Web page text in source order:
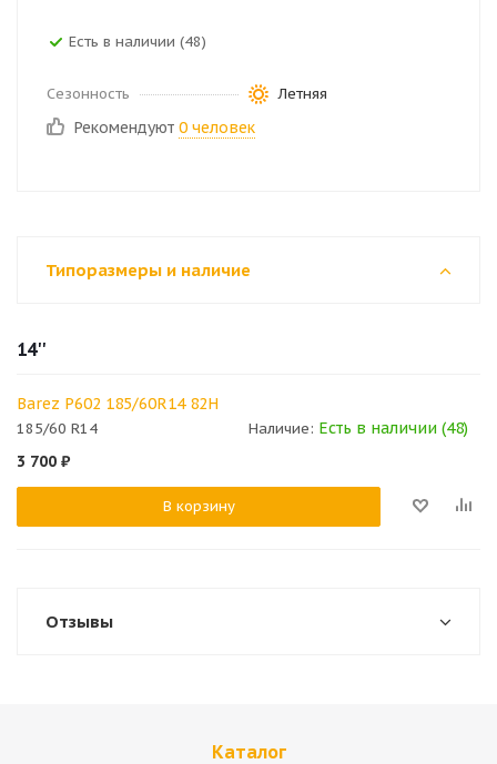
Есть в наличии (48)
Сезонность Летняя
Рекомендуют 0 человек
Типоразмеры и наличие
14''
Barez Р602 185/60R14 82H
185/60 R14 Наличие: Есть в наличии (48)
3 700 ₽
В корзину
Отзывы
Каталог